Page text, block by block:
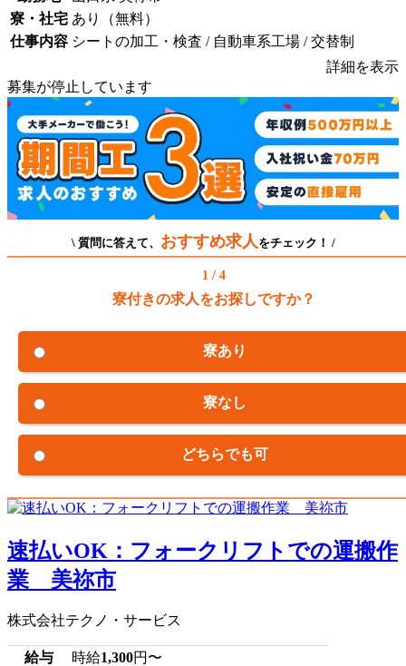
寮・社宅 あり（無料）
仕事内容 シートの加工・検査 / 自動車系工場 / 交替制
詳細を表示
募集が停止しています
\ 質問に答えて、 おすすめ求人 をチェック！ /
1 / 4
寮付きの求人をお探しですか？
寮あり
寮なし
どちらでも可
速払いOK：フォークリフトでの運搬作
業 美祢市
株式会社テクノ・サービス
給与 時給1,300円〜